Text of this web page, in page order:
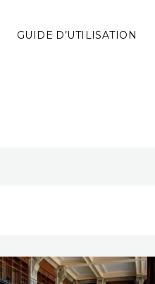
GUIDE D’UTILISATION